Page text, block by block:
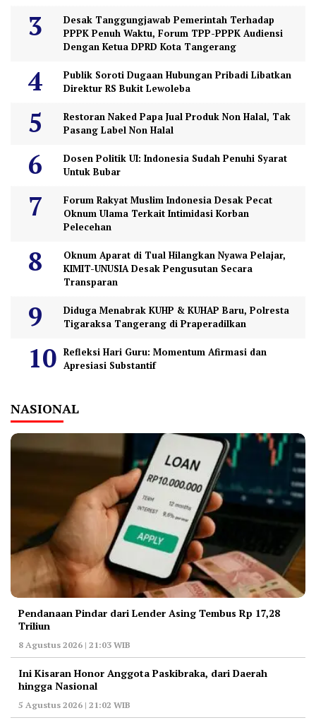
Desak Tanggungjawab Pemerintah Terhadap
PPPK Penuh Waktu, Forum TPP-PPPK Audiensi
Dengan Ketua DPRD Kota Tangerang
Publik Soroti Dugaan Hubungan Pribadi Libatkan
Direktur RS Bukit Lewoleba
Restoran Naked Papa Jual Produk Non Halal, Tak
Pasang Label Non Halal
Dosen Politik UI: Indonesia Sudah Penuhi Syarat
Untuk Bubar
Forum Rakyat Muslim Indonesia Desak Pecat
Oknum Ulama Terkait Intimidasi Korban
Pelecehan
Oknum Aparat di Tual Hilangkan Nyawa Pelajar,
KIMIT-UNUSIA Desak Pengusutan Secara
Transparan
Diduga Menabrak KUHP & KUHAP Baru, Polresta
Tigaraksa Tangerang di Praperadilkan
Refleksi Hari Guru: Momentum Afirmasi dan
Apresiasi Substantif
NASIONAL
Pendanaan Pindar dari Lender Asing Tembus Rp 17,28
Triliun
8 Agustus 2026 | 21:03 WIB
Ini Kisaran Honor Anggota Paskibraka, dari Daerah
hingga Nasional
5 Agustus 2026 | 21:02 WIB